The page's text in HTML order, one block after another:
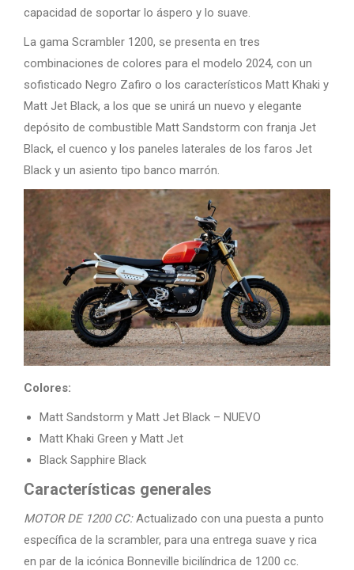
capacidad de soportar lo áspero y lo suave.
La gama Scrambler 1200, se presenta en tres
combinaciones de colores para el modelo 2024, con un
sofisticado Negro Zafiro o los característicos Matt Khaki y
Matt Jet Black, a los que se unirá un nuevo y elegante
depósito de combustible Matt Sandstorm con franja Jet
Black, el cuenco y los paneles laterales de los faros Jet
Black y un asiento tipo banco marrón.
Colores:
Matt Sandstorm y Matt Jet Black – NUEVO
Matt Khaki Green y Matt Jet
Black Sapphire Black
Características generales
MOTOR DE 1200 CC:Actualizado con una puesta a punto
específica de la scrambler, para una entrega suave y rica
en par de la icónica Bonneville bicilíndrica de 1200 cc.